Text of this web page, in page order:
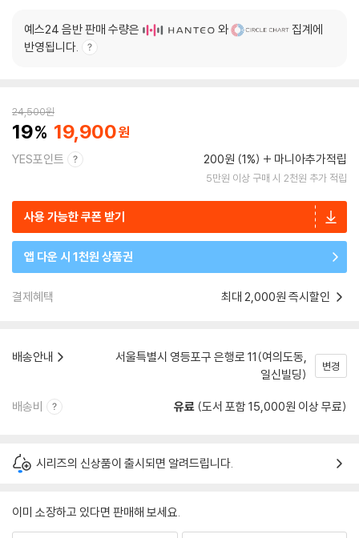
예스24 음반 판매 수량은 와
집계에
반영됩니다.
24,500원
19 19,900
YES포인트 200원 (1%) 마니아추가적립
5만원 이상 구매 시 2천원 추가 적립
사용 가능한 쿠폰 받기
앱 다운 시 1천원 상품권
결제혜택 최대 2,000원 즉시할인
배송안내
서울특별시 영등포구 은행로 11(여의도동,
일신빌딩)
변경
배송비 유료 (도서 포함 15,000원 이상 무료)
시리즈의 신상품이 출시되면 알려드립니다.
이미 소장하고 있다면 판매해 보세요.